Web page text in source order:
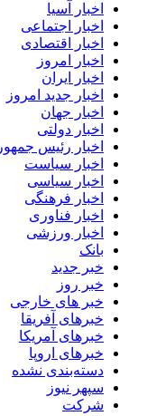
اخبار آسیا
اخبار اجتماعی
اخبار اقتصادی
اخبار امروز
اخبار ایران
اخبار جدید امروز
اخبار جهان
اخبار دولتی
اخبار رئیس جمهور
اخبار سیاست
اخبار سیاسی
اخبار فرهنگی
اخبار فناوری
اخبار ورزشی
بانک
خبر جدید
خبر روز
خبر های خارجی
خبرهای آفریقا
خبرهای آمریکا
خبرهای اروپا
دسته‌بندی نشده
سپهر نیوز
شرکت